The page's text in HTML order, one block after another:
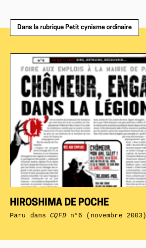
Dans la rubrique Petit cynisme ordinaire
HIROSHIMA DE POCHE
Paru dansCQFDn°6 (novembre 2003)